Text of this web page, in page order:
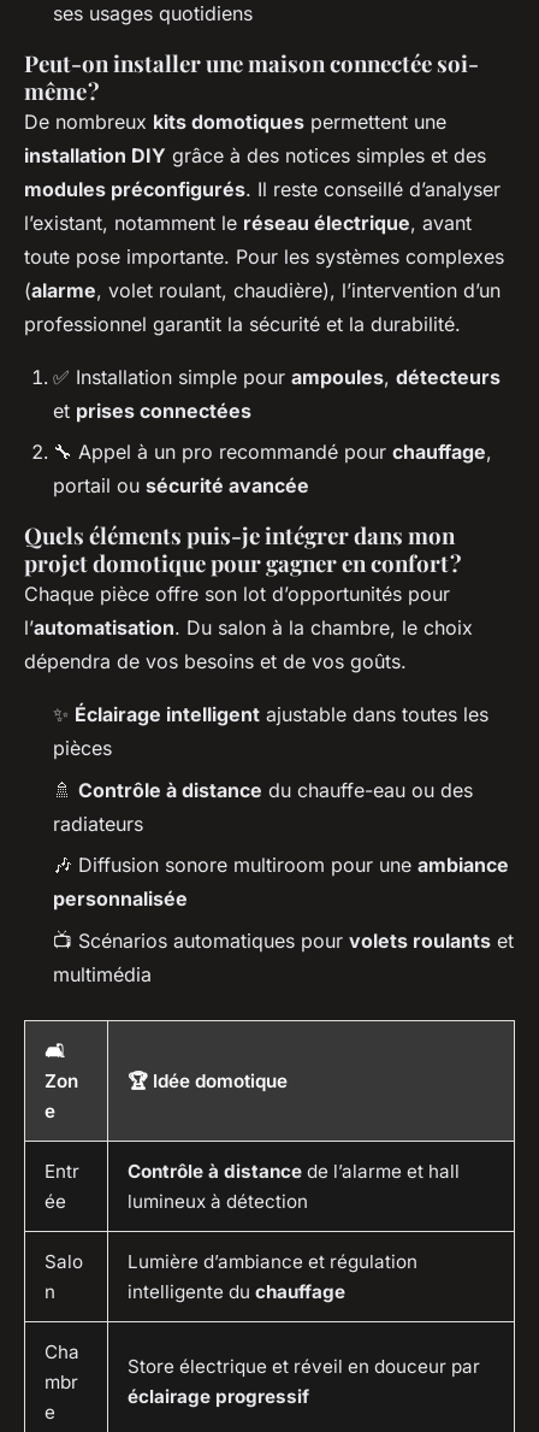
ses usages quotidiens
Peut-on installer une maison connectée soi-
même ?
De nombreux kits domotiques permettent une
installation DIY grâce à des notices simples et des
modules préconfigurés. Il reste conseillé d’analyser
l’existant, notamment le réseau électrique, avant
toute pose importante. Pour les systèmes complexes
(alarme, volet roulant, chaudière), l’intervention d’un
professionnel garantit la sécurité et la durabilité.
✅ Installation simple pour ampoules, détecteurs
et prises connectées
🔧 Appel à un pro recommandé pour chauffage,
portail ou sécurité avancée
Quels éléments puis-je intégrer dans mon
projet domotique pour gagner en confort ?
Chaque pièce offre son lot d’opportunités pour
l’automatisation. Du salon à la chambre, le choix
dépendra de vos besoins et de vos goûts.
✨ Éclairage intelligent ajustable dans toutes les
pièces
🚿 Contrôle à distance du chauffe-eau ou des
radiateurs
🎶 Diffusion sonore multiroom pour une ambiance
personnalisée
📺 Scénarios automatiques pour volets roulants et
multimédia
🛋
Zon
e
🏆 Idée domotique
Entr
ée
Contrôle à distance de l’alarme et hall
lumineux à détection
Salo
n
Lumière d’ambiance et régulation
intelligente du chauffage
Cha
mbr
e
Store électrique et réveil en douceur par
éclairage progressif